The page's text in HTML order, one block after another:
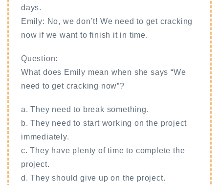
days.
Emily: No, we don’t! We need to get cracking
now if we want to finish it in time.
Question:
What does Emily mean when she says “We
need to get cracking now”?
a. They need to break something.
b. They need to start working on the project
immediately.
c. They have plenty of time to complete the
project.
d. They should give up on the project.